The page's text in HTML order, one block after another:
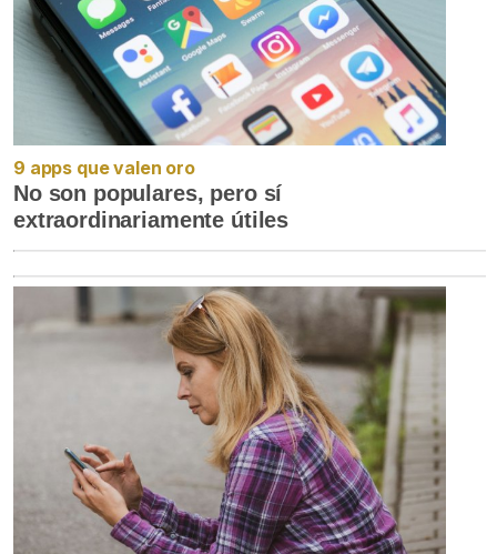
9 apps que valen oro
No son populares, pero sí
extraordinariamente útiles